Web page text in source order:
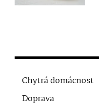
Chytrá domácnost
Doprava